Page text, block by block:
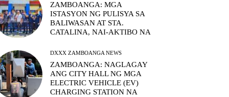
ZAMBOANGA: MGA
ISTASYON NG PULISYA SA
BALIWASAN AT STA.
CATALINA, NAI-AKTIBO NA
DXXX ZAMBOANGA NEWS
ZAMBOANGA: NAGLAGAY
ANG CITY HALL NG MGA
ELECTRIC VEHICLE (EV)
CHARGING STATION NA